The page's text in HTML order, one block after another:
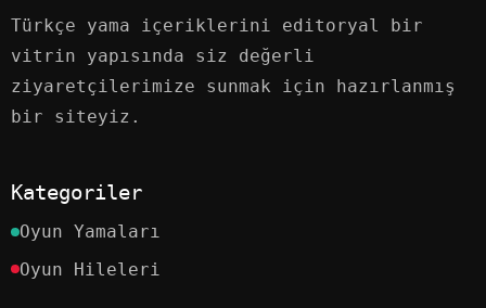
Türkçe yama içeriklerini editoryal bir
vitrin yapısında siz değerli
ziyaretçilerimize sunmak için hazırlanmış
bir siteyiz.
Kategoriler
Oyun Yamaları
Oyun Hileleri